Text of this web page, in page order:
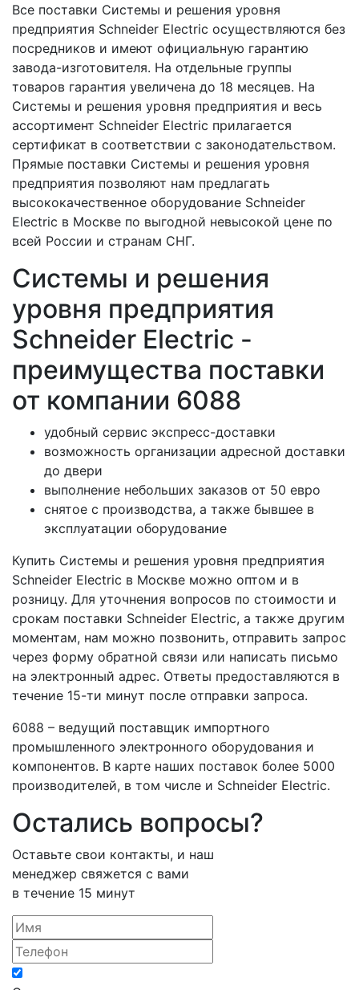
Все поставки Системы и решения уровня
предприятия Schneider Electric осуществляются без
посредников и имеют официальную гарантию
завода-изготовителя. На отдельные группы
товаров гарантия увеличена до 18 месяцев. На
Системы и решения уровня предприятия и весь
ассортимент Schneider Electric прилагается
сертификат в соответствии с законодательством.
Прямые поставки Системы и решения уровня
предприятия позволяют нам предлагать
высококачественное оборудование Schneider
Electric в Москве по выгодной невысокой цене по
всей России и странам СНГ.
Системы и решения
уровня предприятия
Schneider Electric -
преимущества поставки
от компании 6088
удобный сервис экспресс-доставки
возможность организации адресной доставки
до двери
выполнение небольших заказов от 50 евро
снятое с производства, а также бывшее в
эксплуатации оборудование
Купить Системы и решения уровня предприятия
Schneider Electric в Москве можно оптом и в
розницу. Для уточнения вопросов по стоимости и
срокам поставки Schneider Electric, а также другим
моментам, нам можно позвонить, отправить запрос
через форму обратной связи или написать письмо
на электронный адрес. Ответы предоставляются в
течение 15-ти минут после отправки запроса.
6088 – ведущий поставщик импортного
промышленного электронного оборудования и
компонентов. В карте наших поставок более 5000
производителей, в том числе и Schneider Electric.
Остались вопросы?
Оставьте свои контакты, и наш
менеджер свяжется с вами
в течение 15 минут